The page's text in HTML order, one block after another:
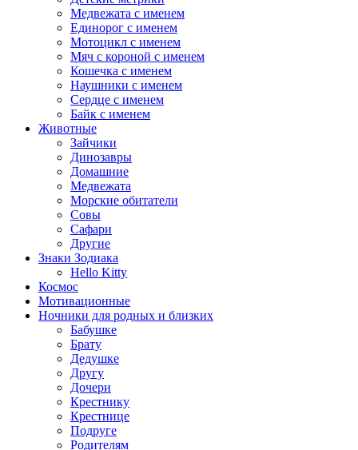
Медвежата с именем
Единорог с именем
Мотоцикл с именем
Мяч с короной с именем
Кошечка с именем
Наушники с именем
Сердце с именем
Байк с именем
Животные
Зайчики
Динозавры
Домашние
Медвежата
Морские обитатели
Совы
Сафари
Другие
Знаки Зодиака
Hello Kitty
Космос
Мотивационные
Ночники для родных и близких
Бабушке
Брату
Дедушке
Другу
Дочери
Крестнику
Крестнице
Подруге
Родителям